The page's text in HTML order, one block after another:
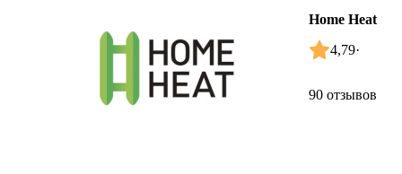
Home Heat
4,79·
90 отзывов